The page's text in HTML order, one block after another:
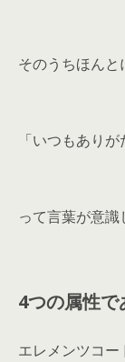
そのうちほんと
「いつもありが
って言葉が意識
4つの属性で
エレメンツコ